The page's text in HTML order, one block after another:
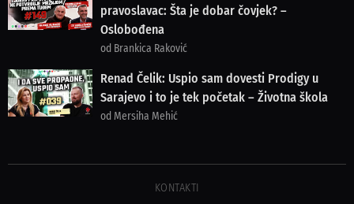
pravoslavac: Šta je dobar čovjek? –
Oslobođena
od Brankica Raković
Renad Čelik: Uspio sam dovesti Prodigy u
Sarajevo i to je tek početak – Životna škola
od Mersiha Mehić
KONTAKTI